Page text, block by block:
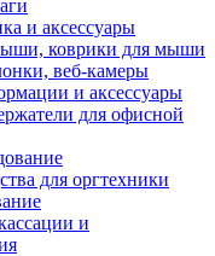
и аксессуары
коврики для мыши
веб-камеры
и аксессуары
для офисной
для оргтехники
и